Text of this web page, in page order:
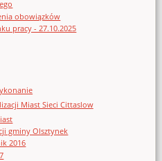
obowiązków
pracy - 27.10.2025
Miast Sieci Cittaslow
gminy Olsztynek
2016